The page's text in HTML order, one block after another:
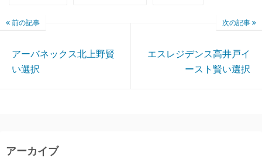
前の記事
アーバネックス北上野賢
い選択
次の記事
エスレジデンス高井戸イ
ースト賢い選択
アーカイブ